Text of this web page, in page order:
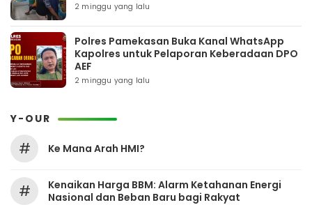
2 minggu yang lalu
Polres Pamekasan Buka Kanal WhatsApp
Kapolres untuk Pelaporan Keberadaan DPO
AEF
2 minggu yang lalu
Y-OUR
# Ke Mana Arah HMI?
#
Kenaikan Harga BBM: Alarm Ketahanan Energi
Nasional dan Beban Baru bagi Rakyat